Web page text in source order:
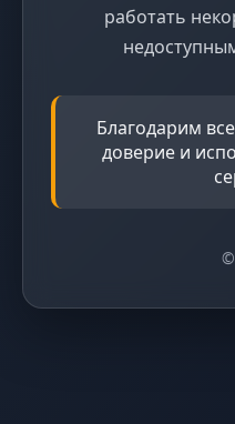
работать
Благодарим
доверие и
©